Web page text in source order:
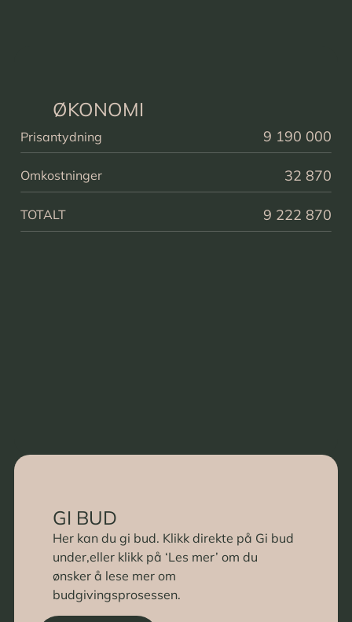
GI BUD
Her kan du gi bud. Klikk direkte på Gi bud
under,eller klikk på ‘Les mer’ om du
ønsker å lese mer om
budgivingsprosessen.
ØKONOMI
Prisantydning 9 190 000
Omkostninger 32 870
TOTALT 9 222 870